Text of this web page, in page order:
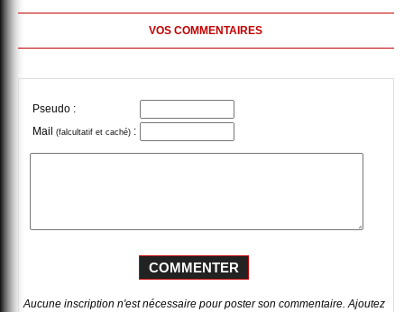
VOS COMMENTAIRES
Pseudo :
Mail
(falcultatif et caché) :
Aucune inscription n'est nécessaire pour poster son commentaire. Ajoutez